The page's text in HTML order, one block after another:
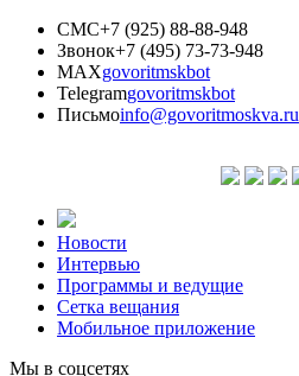
СМС+7 (925) 88-88-948
Звонок+7 (495) 73-73-948
MAXgovoritmskbot
Telegramgovoritmskbot
Письмоinfo@govoritmoskva.ru
Новости
Интервью
Программы и ведущие
Сетка вещания
Мобильное приложение
Мы в соцсетях